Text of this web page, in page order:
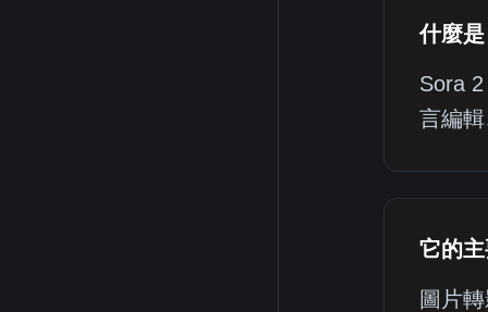
什麼
Sora
言編
它的
圖片